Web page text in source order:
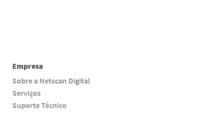
Empresa
Sobre a Netscan Digital
Serviços
Suporte Técnico